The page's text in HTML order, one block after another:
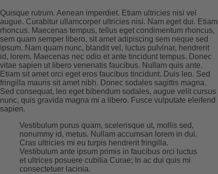
Quisque rutrum. Aenean imperdiet. Etiam ultricies nisi vel
augue. Curabitur ullamcorper ultricies nisi. Nam eget dui. Etiam
rhoncus. Maecenas tempus, tellus eget condimentum rhoncus,
sem quam semper libero, sit amet adipiscing sem neque sed
ipsum. Nam quam nunc, blandit vel, luctus pulvinar, hendrerit
id, lorem. Maecenas nec odio et ante tincidunt tempus. Donec
vitae sapien ut libero venenatis faucibus. Nullam quis ante.
Etiam sit amet orci eget eros faucibus tincidunt. Duis leo. Sed
fringilla mauris sit amet nibh. Donec sodales sagittis magna.
Sed consequat, leo eget bibendum sodales, augue velit cursus
nunc, quis gravida magna mi a libero. Fusce vulputate eleifend
sapien.
Vestibulum purus quam, scelerisque ut, mollis sed,
nonummy id, metus. Nullam accumsan lorem in dui.
Cras ultricies mi eu turpis hendrerit fringilla.
Vestibulum ante ipsum primis in faucibus orci luctus
et ultrices posuere cubilia Curae; In ac dui quis mi
consectetuer lacinia.